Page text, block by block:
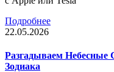
Подробнее
22.05.2026
Разгадываем
Зодиака